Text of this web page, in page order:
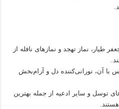
طیار، نماز تهجد و نمازهای نافله از
با آن، نورانی‌کننده دل و آرام‌بخش
توسل و سایر ادعیه از جمله بهترین